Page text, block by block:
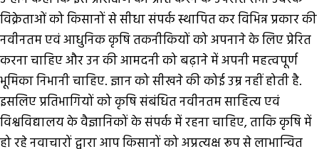
विक्रेताओं को किसानों से सीधा संपर्क स्थापित कर विभिन्न प्रकार की
नवीनतम एवं आधुनिक कृषि तकनीकियों को अपनाने के लिए प्रेरित
करना चाहिए और उन की आमदनी को बढ़ाने में अपनी महत्वपूर्ण
भूमिका निभानी चाहिए. ज्ञान को सीखने की कोई उम्र नहीं होती है.
इसलिए प्रतिभागियों को कृषि संबंधित नवीनतम साहित्य एवं
विश्वविद्यालय के वैज्ञानिकों के संपर्क में रहना चाहिए, ताकि कृषि में
हो रहे नवाचारों द्वारा आप किसानों को अप्रत्यक्ष रूप से लाभान्वित